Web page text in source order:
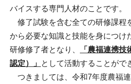
バイスする専門人材のことです。
修了試験を含む全ての研修課程
から必要な知識と技能を身につけ
研修修了者となり、
「農福連携
認定）」 として活動することがで
つきましては、令和7年度農福